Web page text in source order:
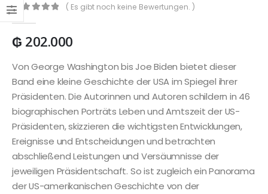
( Es gibt noch keine Bewertungen. )
₲ 202.000
Von George Washington bis Joe Biden bietet dieser
Band eine kleine Geschichte der USA im Spiegel ihrer
Präsidenten. Die Autorinnen und Autoren schildern in 46
biographischen Porträts Leben und Amtszeit der US-
Präsidenten, skizzieren die wichtigsten Entwicklungen,
Ereignisse und Entscheidungen und betrachten
abschließend Leistungen und Versäumnisse der
jeweiligen Präsidentschaft. So ist zugleich ein Panorama
der US-amerikanischen Geschichte von der